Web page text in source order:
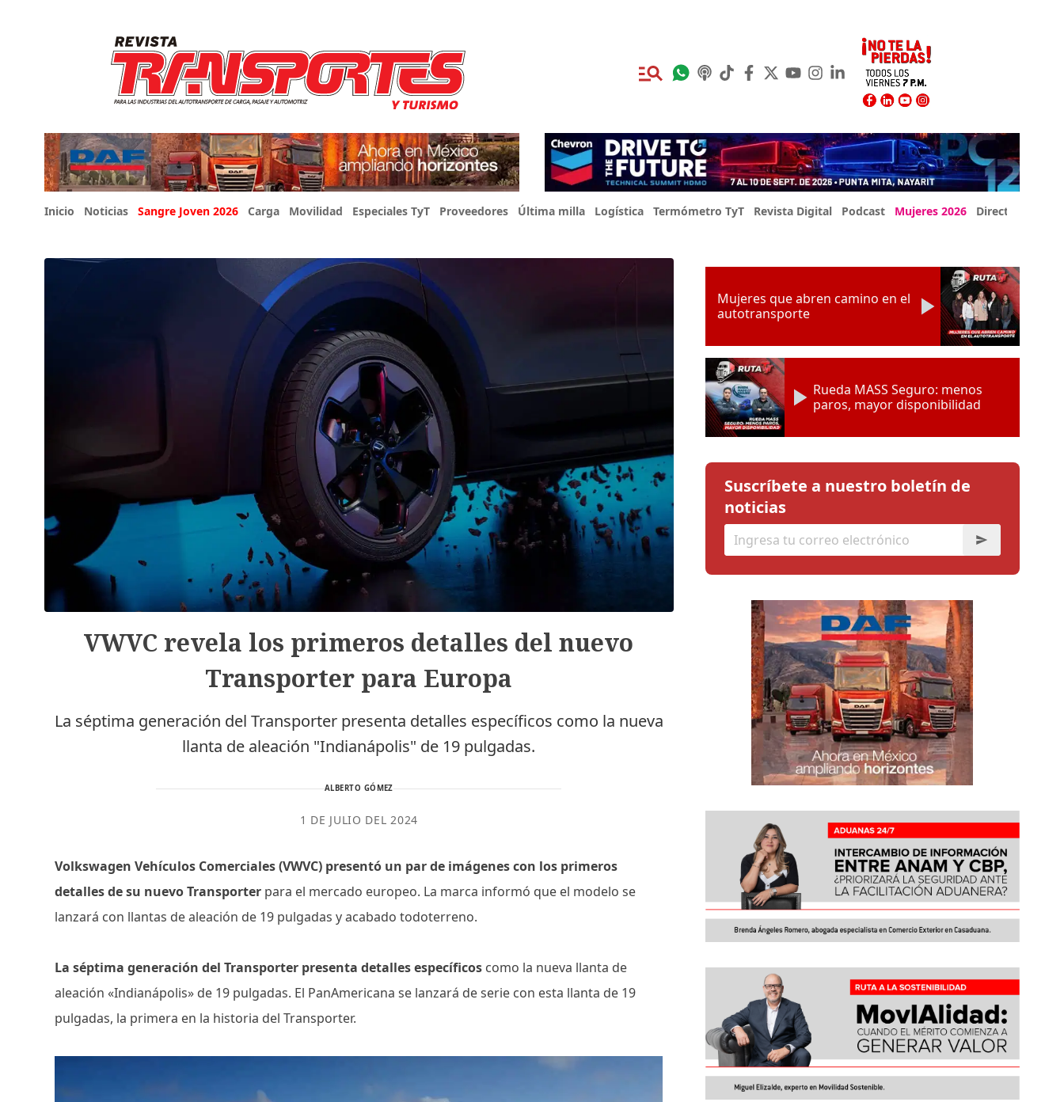
Inicio Noticias Sangre Joven 2026 Carga Movilidad Especiales TyT Proveedores Última milla Logística Termómetro TyT Revista Digital Podcast Mujeres 2026 Directorio Expo
VWVC revela los primeros detalles del nuevo
Transporter para Europa
La séptima generación del Transporter presenta detalles específicos como la nueva
llanta de aleación "Indianápolis" de 19 pulgadas.
ALBERTO GÓMEZ
1 DE JULIO DEL 2024
Volkswagen Vehículos Comerciales (VWVC) presentó un par de imágenes con los primeros
detalles de su nuevo Transporter para el mercado europeo. La marca informó que el modelo se
lanzará con llantas de aleación de 19 pulgadas y acabado todoterreno.
La séptima generación del Transporter presenta detalles específicos como la nueva llanta de
aleación «Indianápolis» de 19 pulgadas. El PanAmericana se lanzará de serie con esta llanta de 19
pulgadas, la primera en la historia del Transporter.
Mujeres que abren camino en el
autotransporte
Rueda MASS Seguro: menos
paros, mayor disponibilidad
Suscríbete a nuestro boletín de
noticias